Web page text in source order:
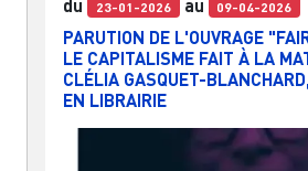
du 23-01-2026 au 09-04-2026
PARUTION DE L'OUVRAGE
LE CAPITALISME FAIT À LA
CLÉLIA GASQUET-
EN LIBRAIRIE